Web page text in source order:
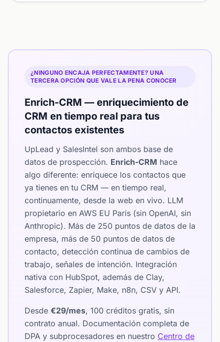
¿NINGUNO ENCAJA PERFECTAMENTE? UNA
TERCERA OPCIÓN QUE VALE LA PENA CONOCER
Enrich-CRM — enriquecimiento de
CRM en tiempo real para tus
contactos existentes
UpLead y SalesIntel son ambos base de
datos de prospección. Enrich-CRM hace
algo diferente: enriquece los contactos que
ya tienes en tu CRM — en tiempo real,
continuamente, desde la web en vivo. LLM
propietario en AWS EU París (sin OpenAI, sin
Anthropic). Más de 250 puntos de datos de la
empresa, más de 50 puntos de datos de
contacto, detección continua de cambios de
trabajo, señales de intención. Integración
nativa con HubSpot, además de Clay,
Salesforce, Zapier, Make, n8n, CSV y API.
Desde €29/mes, 100 créditos gratis, sin
contrato anual. Documentación completa de
DPA y subprocesadores en nuestro Centro de